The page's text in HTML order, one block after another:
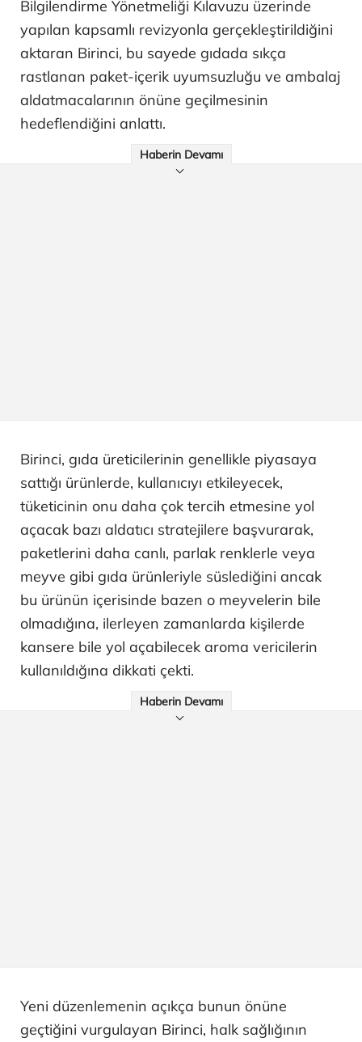
Bilgilendirme Yönetmeliği Kılavuzu üzerinde
yapılan kapsamlı revizyonla gerçekleştirildiğini
aktaran Birinci, bu sayede gıdada sıkça
rastlanan paket-içerik uyumsuzluğu ve ambalaj
aldatmacalarının önüne geçilmesinin
hedeflendiğini anlattı.
Haberin Devamı
Birinci, gıda üreticilerinin genellikle piyasaya
sattığı ürünlerde, kullanıcıyı etkileyecek,
tüketicinin onu daha çok tercih etmesine yol
açacak bazı aldatıcı stratejilere başvurarak,
paketlerini daha canlı, parlak renklerle veya
meyve gibi gıda ürünleriyle süslediğini ancak
bu ürünün içerisinde bazen o meyvelerin bile
olmadığına, ilerleyen zamanlarda kişilerde
kansere bile yol açabilecek aroma vericilerin
kullanıldığına dikkati çekti.
Haberin Devamı
Yeni düzenlemenin açıkça bunun önüne
geçtiğini vurgulayan Birinci, halk sağlığının